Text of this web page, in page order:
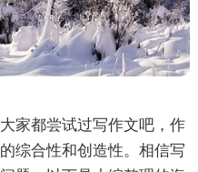
家都尝试过写作文吧，作
综合性和创造性。相信写